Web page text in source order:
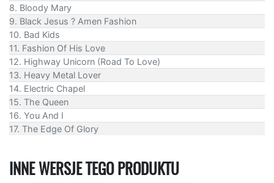
8. Bloody Mary
9. Black Jesus ? Amen Fashion
10. Bad Kids
11. Fashion Of His Love
12. Highway Unicorn (Road To Love)
13. Heavy Metal Lover
14. Electric Chapel
15. The Queen
16. You And I
17. The Edge Of Glory
INNE WERSJE TEGO PRODUKTU